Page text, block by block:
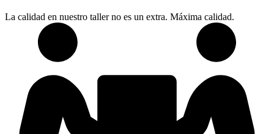
La calidad en nuestro taller no es un extra. Máxima calidad.